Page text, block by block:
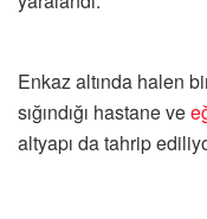
Enkaz altında halen
sığındığı hastane ve
altyapı da tahrip